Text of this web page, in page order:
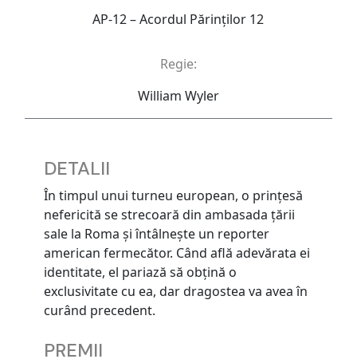
AP-12 – Acordul Părinţilor 12
Regie:
William Wyler
DETALII
În timpul unui turneu european, o prințesă
nefericită se strecoară din ambasada țării
sale la Roma și întâlnește un reporter
american fermecător. Când află adevărata ei
identitate, el pariază să obțină o
exclusivitate cu ea, dar dragostea va avea în
curând precedent.
PREMII